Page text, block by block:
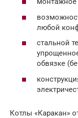
любой
стальной
обвязке
Котлы «Каракан»